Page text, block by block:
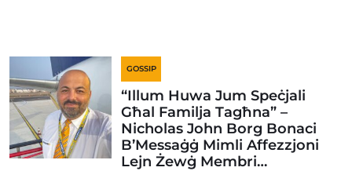
GOSSIP
“Illum Huwa Jum Speċjali
Għal Familja Tagħna” –
Nicholas John Borg Bonaci
B’Messaġġ Mimli Affezzjoni
Lejn Żewġ Membri…